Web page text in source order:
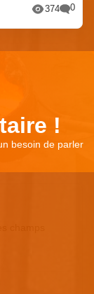
374 0
!
besoin de parler